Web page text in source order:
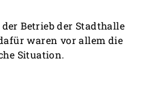
Betrieb der Stadthalle
waren vor allem die
Situation.